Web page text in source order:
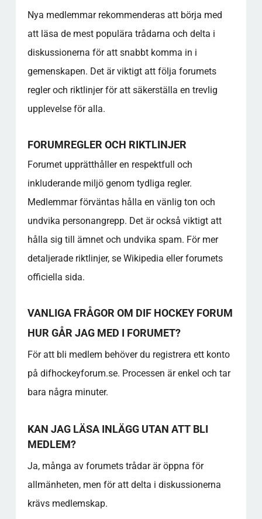
Nya medlemmar rekommenderas att börja med
att läsa de mest populära trådarna och delta i
diskussionerna för att snabbt komma in i
gemenskapen. Det är viktigt att följa forumets
regler och riktlinjer för att säkerställa en trevlig
upplevelse för alla.
FORUMREGLER OCH RIKTLINJER
Forumet upprätthåller en respektfull och
inkluderande miljö genom tydliga regler.
Medlemmar förväntas hålla en vänlig ton och
undvika personangrepp. Det är också viktigt att
hålla sig till ämnet och undvika spam. För mer
detaljerade riktlinjer, se Wikipedia eller forumets
officiella sida.
VANLIGA FRÅGOR OM DIF HOCKEY FORUM
HUR GÅR JAG MED I FORUMET?
För att bli medlem behöver du registrera ett konto
på difhockeyforum.se. Processen är enkel och tar
bara några minuter.
KAN JAG LÄSA INLÄGG UTAN ATT BLI
MEDLEM?
Ja, många av forumets trådar är öppna för
allmänheten, men för att delta i diskussionerna
krävs medlemskap.